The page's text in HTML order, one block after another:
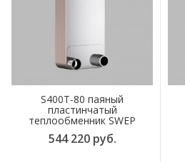
S400T-80 паяный
пластинчатый
теплообменник SWEP
544 220 руб.